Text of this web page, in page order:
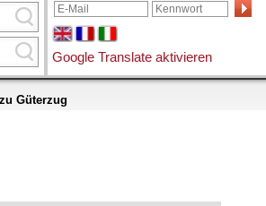
Google Translate aktivieren
Güterzug